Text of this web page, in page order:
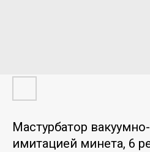
Мастурбатор
имитацией минета, 6